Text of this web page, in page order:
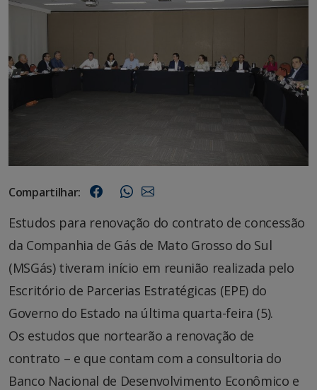
Compartilhar:
Estudos para renovação do contrato de concessão
da Companhia de Gás de Mato Grosso do Sul
(MSGás) tiveram início em reunião realizada pelo
Escritório de Parcerias Estratégicas (EPE) do
Governo do Estado na última quarta-feira (5).
Os estudos que nortearão a renovação de
contrato – e que contam com a consultoria do
Banco Nacional de Desenvolvimento Econômico e